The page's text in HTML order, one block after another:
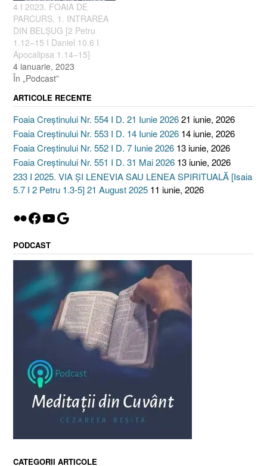
4 I 2023. FOAIA DE
PARCURS. 1. INTRAREA
DIN BELȘUG [2 Petru
1.12–15 I Daniel 10.6 I
Apocalipsa 1.14–15]
4 ianuarie, 2023
În „Podcast”
ARTICOLE RECENTE
Foaia Creștinului Nr. 554 I D. 21 Iunie 202621 iunie, 2026
Foaia Creștinului Nr. 553 I D. 14 Iunie 2026 14 iunie, 2026
Foaia Creștinului Nr. 552 I D. 7 Iunie 2026 13 iunie, 2026
Foaia Creștinului Nr. 551 I D. 31 Mai 2026 13 iunie, 2026
233 I 2025. VIA ȘI LENEVIA SAU LENEA SPIRITUALĂ [Isaia
5.7 I 2 Petru 1.3-5] 21 August 2025 11 iunie, 2026
Flickr
Facebook
YouTube
Google
PODCAST
CATEGORII ARTICOLE